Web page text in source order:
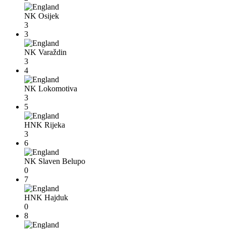
NK Osijek
3
3
NK Varaždin
3
4
NK Lokomotiva
3
5
HNK Rijeka
3
6
NK Slaven Belupo
0
7
HNK Hajduk
0
8